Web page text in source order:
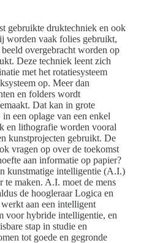
gebruikte druktechniek en ook
worden vaak folies gebruikt,
overgebracht worden op
Deze techniek leent zich
met het rotatiesysteem
op. Meer dan
en folders wordt
Dat kan in grote
een oplage van een enkel
en lithografie worden vooral
kunstprojecten gebruikt. De
vragen op over de toekomst
aan informatie op papier?
kunstmatige intelligentie (A.I.)
te maken. A.I. moet de mens
de hoogleraar Logica en
aan een intelligent
voor hybride intelligentie, en
stap in studie en
tot goede en gegronde